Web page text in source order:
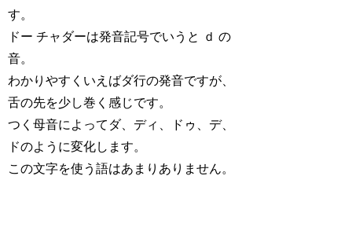
す。
ドー チャダーは発音記号でいうと ｄ の
音。
わかりやすくいえばダ行の発音ですが、
舌の先を少し巻く感じです。
つく母音によってダ、ディ、ドゥ、デ、
ドのように変化します。
この文字を使う語はあまりありません。